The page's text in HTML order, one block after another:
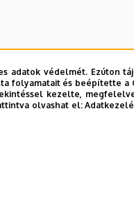
adatok védelmét. Ezúton
folyamatait és beépítette a
kezelte,
olvashat el: